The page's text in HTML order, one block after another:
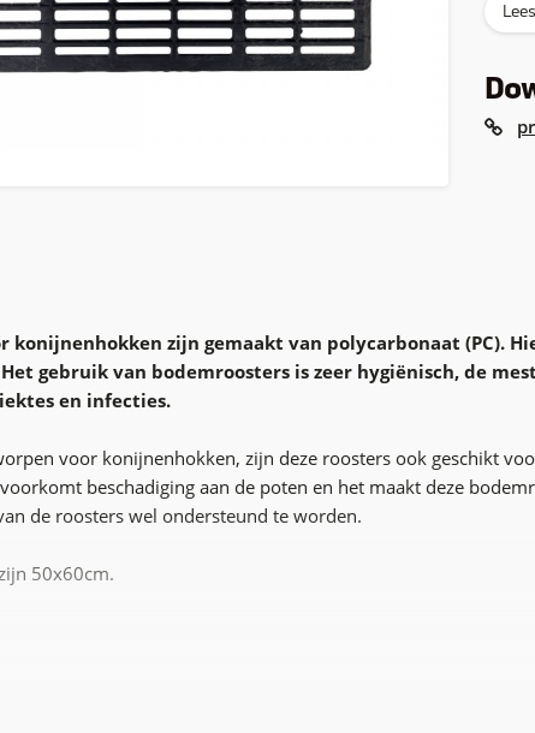
konijnenhokken zijn gemaakt van polycarbonaat (PC).
gebruik van bodemroosters is zeer hygiënisch, de
en infecties.
voor konijnenhokken, zijn deze roosters ook geschikt
beschadiging aan de poten en het maakt deze
de roosters wel ondersteund te worden.
50x60cm.